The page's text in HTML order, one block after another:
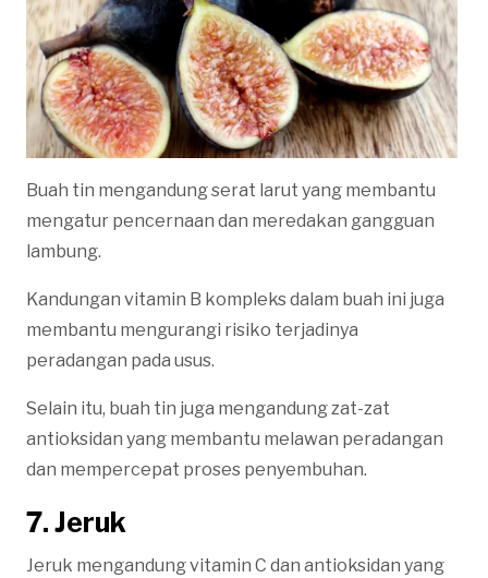
Buah tin mengandung serat larut yang membantu
mengatur pencernaan dan meredakan gangguan
lambung.
Kandungan vitamin B kompleks dalam buah ini juga
membantu mengurangi risiko terjadinya
peradangan pada usus.
Selain itu, buah tin juga mengandung zat-zat
antioksidan yang membantu melawan peradangan
dan mempercepat proses penyembuhan.
7. Jeruk
Jeruk mengandung vitamin C dan antioksidan yang